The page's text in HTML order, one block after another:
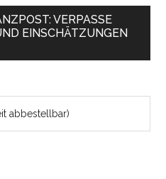
VERPASSE
EINSCHÄTZUNGEN